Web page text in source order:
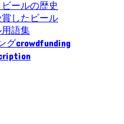
ールの歴史
したビール
用語集
グcrowdfunding